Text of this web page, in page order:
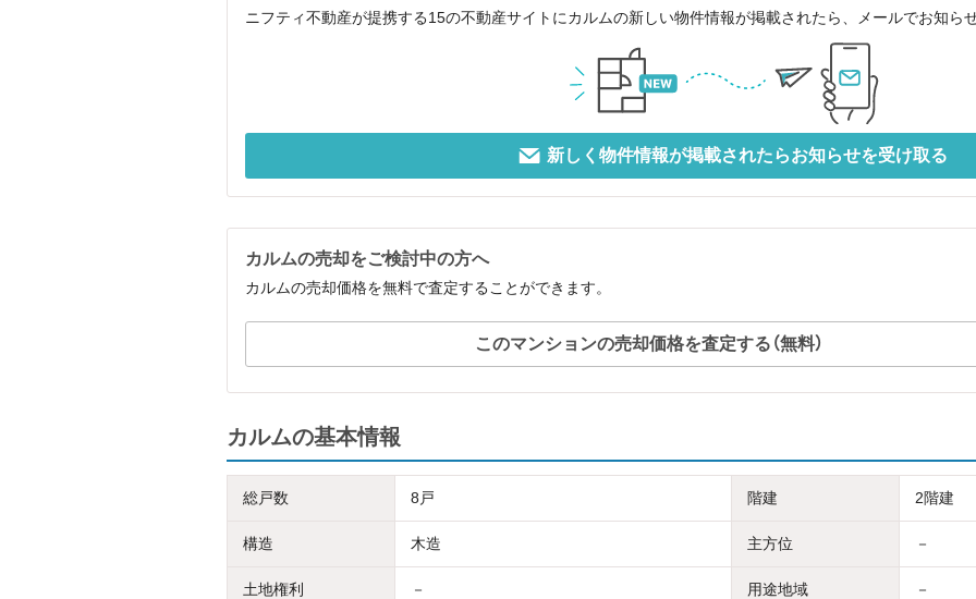
ニフティ不動産が提携する15の不動産サイトにカルムの新しい物件情報が掲載されたら、メールでお知ら
新しく物件情報が掲載されたらお知らせを受け取る
カルムの売却をご検討中の方へ
カルムの売却価格を無料で査定することができます。
このマンションの売却価格を査定する（無料）
カルムの基本情報
総戸数 8戸 階建 2階建
構造 木造 主方位 －
土地権利 － 用途地域 －